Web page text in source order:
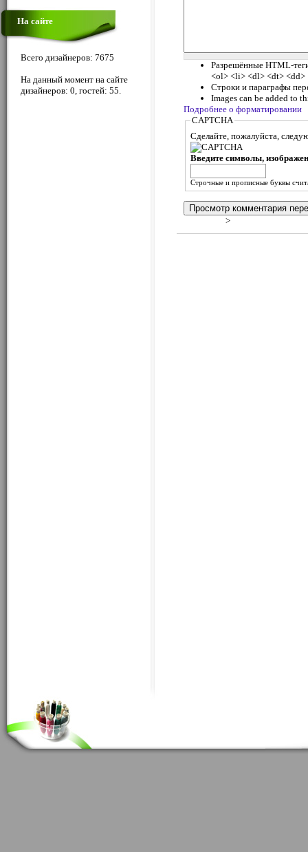
На сайте
Всего дизайнеров: 7675
На данный момент на сайте
дизайнеров: 0, гостей: 55.
Разрешённые HTML-
<ol> <li> <dl> <dt> <dd>
Строки и параграфы
Images can be added to
Подробнее о форматировании
CAPTCHA
Сделайте, пожалуйста,
Введите символы,
Строчные и прописные буквы
>